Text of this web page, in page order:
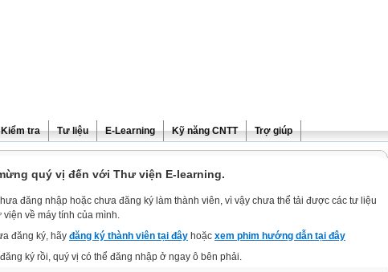
tra Tư liệu E-Learning Kỹ năng CNTT Trợ giúp
quý vị đến với Thư viện E-learning.
đăng nhập hoặc chưa đăng ký làm thành viên, vì vậy chưa thể tải được các tư liệu
viện về máy tính của mình.
đăng ký, hãy đăng ký thành viên tại đây hoặc xem phim hướng dẫn tại đây
ký rồi, quý vị có thể đăng nhập ở ngay ô bên phải.